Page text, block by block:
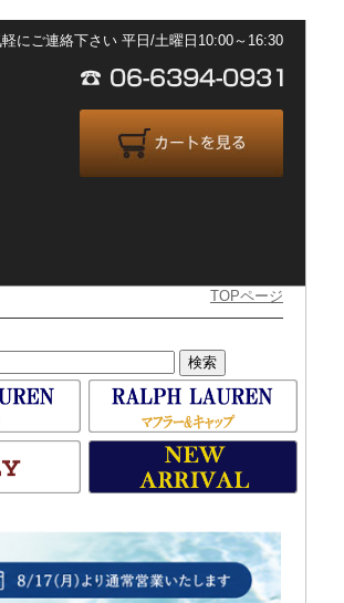
にご連絡下さい 平日/土曜日10:00～16:30
TOPページ